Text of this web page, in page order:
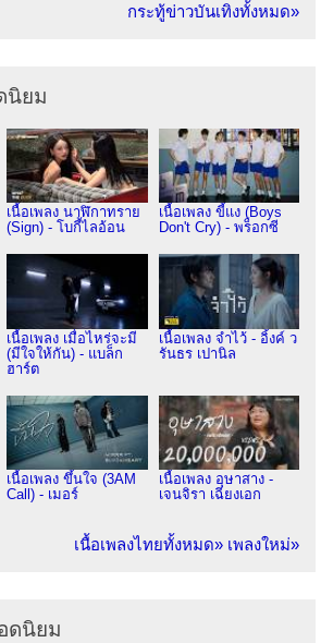
กระทู้ข่าวบันเทิงทั้งหมด»
นิยม
เนื้อเพลง นาฬิกาทราย
(Sign) - โบกี้ไลอ้อน
เนื้อเพลง ขี้แง (Boys
Don't Cry) - พร็อกซี
เนื้อเพลง เมื่อไหร่จะมี
(มีใจให้กัน) - แบล็ก
ฮาร์ต
เนื้อเพลง จำไว้ - อิ้งค์ ว
รันธร เปานิล
เนื้อเพลง ขึ้นใจ (3AM
Call) - เมอร์
เนื้อเพลง อุษาสาง -
เจนจิรา เฉียงเอก
เนื้อเพลงไทยทั้งหมด» เพลงใหม่»
ดนิยม